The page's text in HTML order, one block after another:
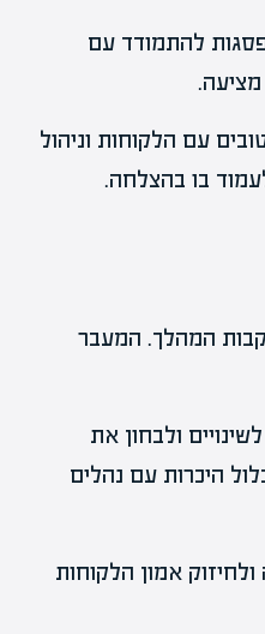
להתמודד עם
עם הלקוחות וניהול
בו בהצלחה.
המהלך. המעבר
ולבחון את
היכרות עם נהלים
אמון הלקוחות